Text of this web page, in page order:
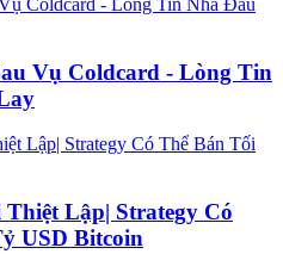
Vụ Coldcard - Lòng Tin
Lập| Strategy Có
USD Bitcoin